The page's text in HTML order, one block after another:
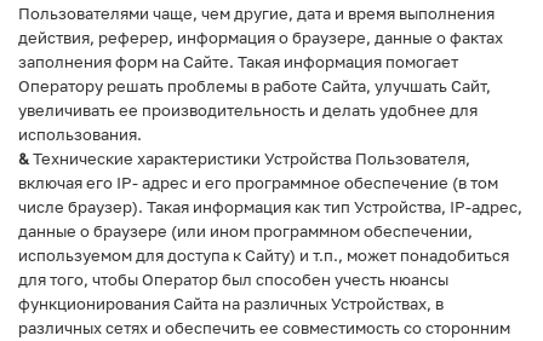
Пользователями чаще, чем другие, дата и время выполнения
действия, реферер, информация о браузере, данные о фактах
заполнения форм на Сайте. Такая информация помогает
Оператору решать проблемы в работе Сайта, улучшать Сайт,
увеличивать ее производительность и делать удобнее для
использования.
&Технические характеристики Устройства Пользователя,
включая его IP- адрес и его программное обеспечение (в том
числе браузер). Такая информация как тип Устройства, IP-адрес,
данные о браузере (или ином программном обеспечении,
используемом для доступа к Сайту) и т.п., может понадобиться
для того, чтобы Оператор был способен учесть нюансы
функционирования Сайта на различных Устройствах, в
различных сетях и обеспечить ее совместимость со сторонним